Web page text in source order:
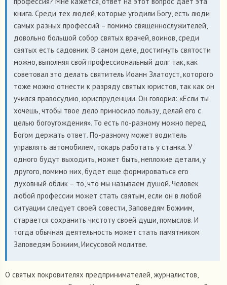
книга. Среди тех людей, которые угодили Богу, есть люди
самых разных профессий – помимо священнослужителей,
довольно большой собор святых врачей, воинов, среди
святых есть садовник. В самом деле, достигнуть святости
можно, выполняя свой профессиональный долг так, как
советовал это делать святитель Иоанн Златоуст, которого
тоже можно отнести к разряду святых юристов, так как он
учился правосудию, юриспруденции. Он говорил: «Если ты
хочешь, чтобы твое дело приносило пользу, делай его с
целью богоугождения». То есть по-разному можно перед
Богом держать ответ. По-разному может водитель
управлять автомобилем, токарь работать у станка. У
одного будут выходить, может быть, неплохие детали, у
другого, помимо них, будет еще формироваться его
духовный облик – то, что мы называем душой. Человек
любой профессии может стать святым, если он в любой
ситуации следует своей совести, Заповедям Божиим,
старается сохранить чистоту своей души, помыслов. И
тогда обычная деятельность может стать памятником
Заповедям Божиим, Иисусовой молитве.
О святых покровителях предпринимателей, журналистов,